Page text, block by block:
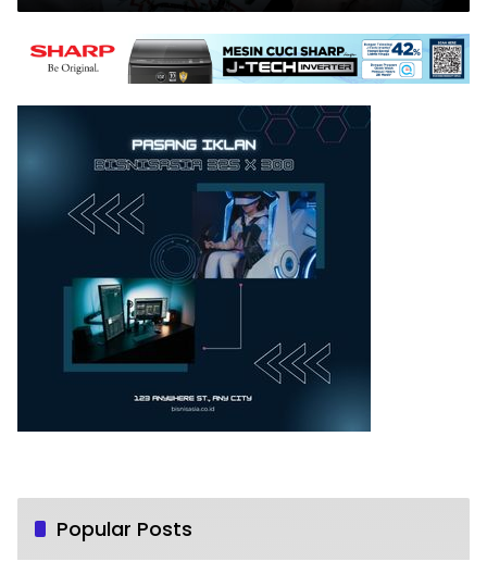
Popular Posts